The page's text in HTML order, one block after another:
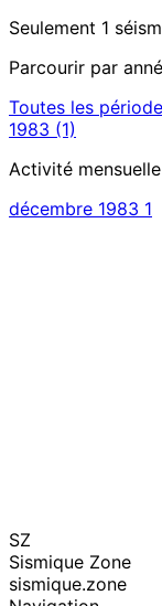
Seulement 1
Parcourir par
Toutes les
1983 (1)
Activité mensuelle
décembre 1983 1
SZ
Sismique Zone
sismique.zone